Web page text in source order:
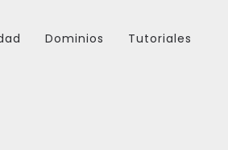
Dominios Tutoriales